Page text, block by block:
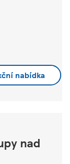
nabídka
nad